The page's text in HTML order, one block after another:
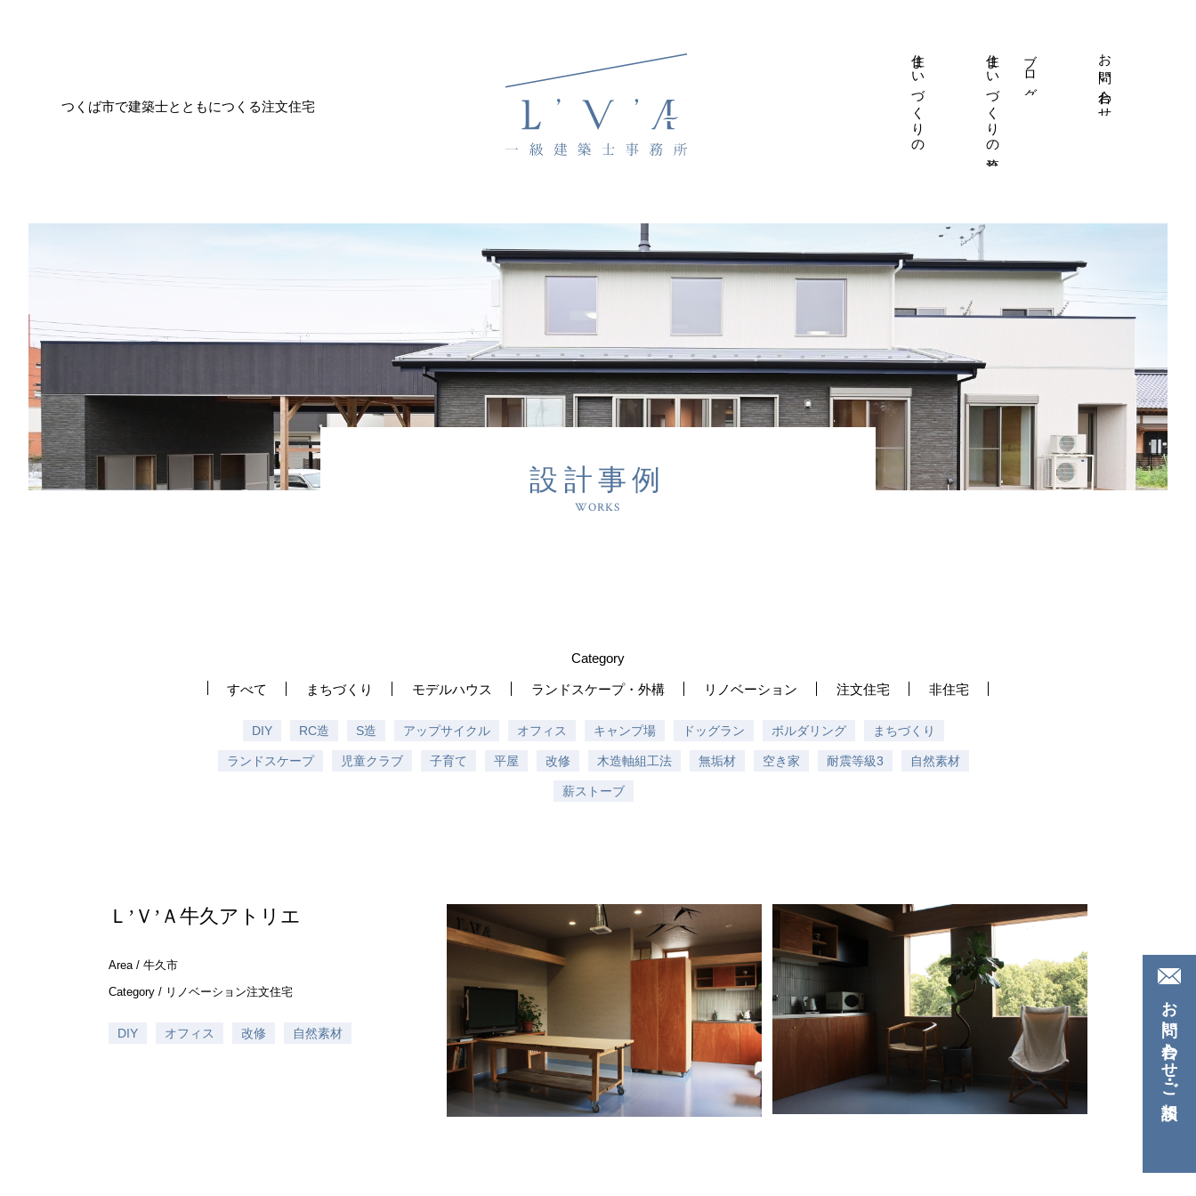
つくば市で建築士とともにつくる注文住宅 住まいづくりの理念 住まいづくりの流れ ブログ お問い合わせ
お問い合わせ・ご相談
設計事例
WORKS
Category
すべて まちづくり モデルハウス ランドスケープ・外構 リノベーション 注文住宅 非住宅
DIY RC造 S造 アップサイクル オフィス キャンプ場 ドッグラン ボルダリング まちづくり
ランドスケープ 児童クラブ 子育て 平屋 改修 木造軸組工法 無垢材 空き家 耐震等級3 自然素材
薪ストーブ
Ｌ’Ｖ’Ａ牛久アトリエ
Area / 牛久市
Category / リノベーション注文住宅
DIY オフィス 改修 自然素材